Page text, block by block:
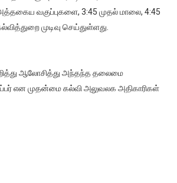
வகுப்புகளை, 3:45 முதல் மாலை, 4:45
முடிவு செய்துள்ளது.
ஆலோசித்து அந்தந்த தலைமை
என முதன்மை கல்வி அலுவலக அதிகாரிகள்